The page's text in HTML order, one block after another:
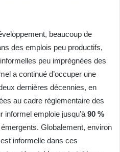
beaucoup de
des emplois peu productifs,
peu imprégnées des
a continué d’occuper une
dernières décennies, en
au cadre réglementaire des
informel emploie jusqu’à 90 %
Globalement, environ
informelle dans ces